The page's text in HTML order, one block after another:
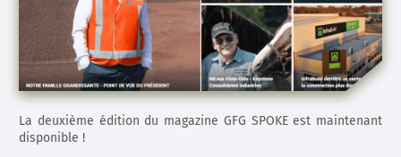
La deuxième édition du magazine GFG SPOKE est maintenant
disponible !